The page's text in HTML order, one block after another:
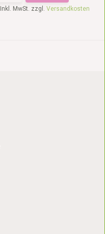
MwSt. zzgl. Versandkosten